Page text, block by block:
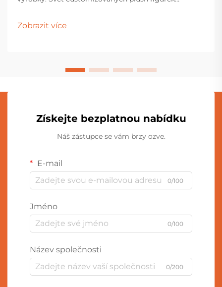
majitelem firmy, který chce vytvořit značku...
Zobrazit více
Získejte bezplatnou nabídku
Náš zástupce se vám brzy ozve.
E-mail
0/100
Jméno
0/100
Název společnosti
0/200